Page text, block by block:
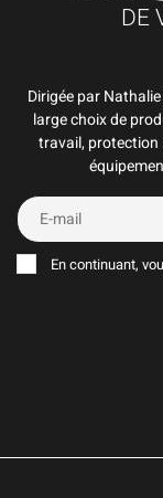
DE
Dirigée par
large choix de
travail, protection
En continuant,